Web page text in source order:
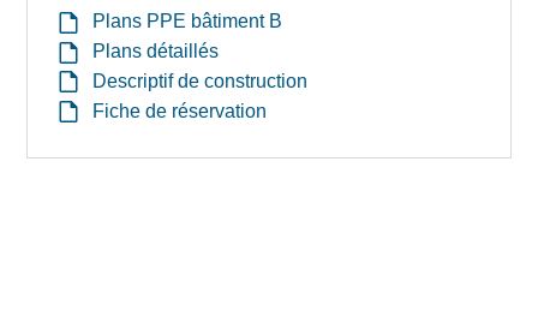
Plans PPE bâtiment B
Plans détaillés
Descriptif de construction
Fiche de réservation